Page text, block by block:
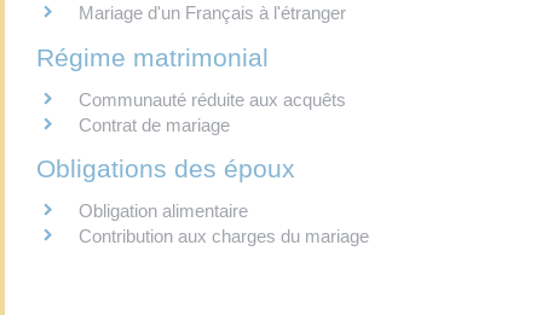
Mariage d'un Français à l'étranger
Régime matrimonial
Communauté réduite aux acquêts
Contrat de mariage
Obligations des époux
Obligation alimentaire
Contribution aux charges du mariage